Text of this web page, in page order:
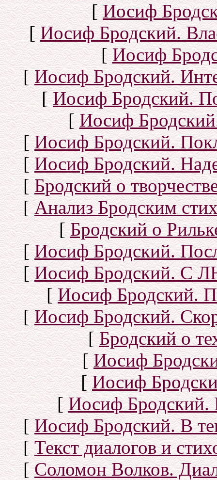
[Иосиф
[Иосиф Бродский.
[Иосиф
[Иосиф Бродский.
[Иосиф Бродский.
[Иосиф
[Иосиф Бродский.
[Иосиф Бродский.
[Бродский о
[Анализ Бродским
[Бродский о
[Иосиф Бродский.
[Иосиф Бродский. С
[Иосиф Бродский.
[Иосиф Бродский.
[Бродский о
[Иосиф
[Иосиф
[Иосиф Бродский.
[Иосиф Бродский. В
[Текст диалогов и
[Соломон Волков.